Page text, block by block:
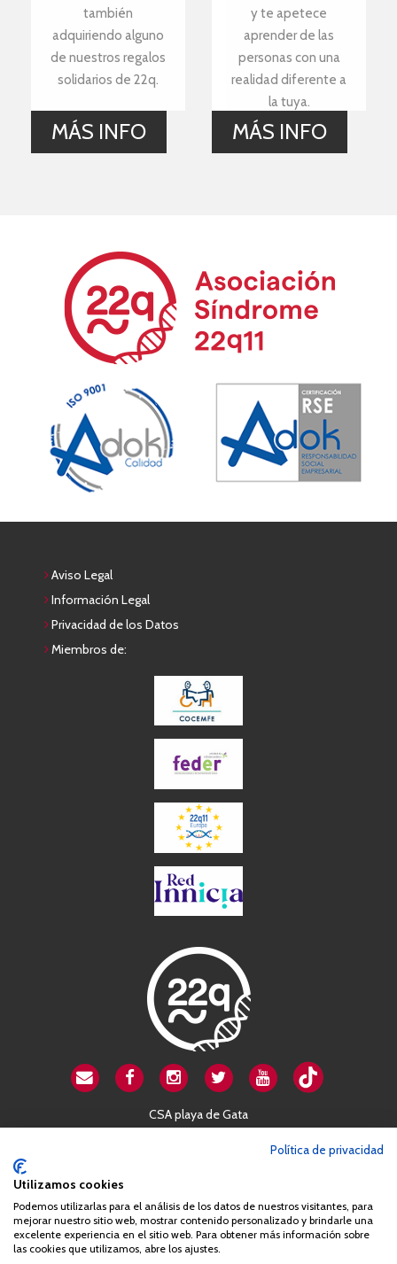
también
adquiriendo alguno
de nuestros regalos
solidarios de 22q.
MÁS INFO
y te apetece
aprender de las
personas con una
realidad diferente a
la tuya.
MÁS INFO
Aviso Legal
Información Legal
Privacidad de los Datos
Miembros de:
CSA playa de Gata
Queda prohibida de forma expresa la copia, reproducción o
distribución de la totalidad o parte de los contenidos del sitio web
Política de privacidad
Utilizamos cookies
Podemos utilizarlas para el análisis de los datos de nuestros visitantes, para
mejorar nuestro sitio web, mostrar contenido personalizado y brindarle una
excelente experiencia en el sitio web. Para obtener más información sobre
las cookies que utilizamos, abre los ajustes.